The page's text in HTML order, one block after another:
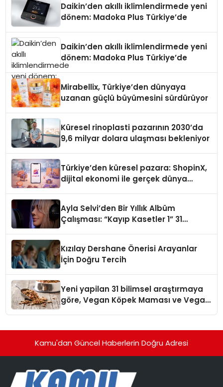
Daikin’den akıllı iklimlendirmede yeni
dönem: Madoka Plus Türkiye’de
Daikin’den akıllı iklimlendirmede yeni
dönem: Madoka Plus Türkiye’de
Mirabellix, Türkiye’den dünyaya
uzanan güçlü büyümesini sürdürüyor
Küresel rinoplasti pazarının 2030’da
9,6 milyar dolara ulaşması bekleniyor
Türkiye’den küresel pazara: ShopinX,
dijital ekonomi ile gerçek dünya
Ayla Selvi’den Bir Yıllık Albüm
Çalışması: “Kayıp Kasetler 1” 31
Kızılay Dershane Önerisi Arayanlar
İçin Doğru Tercih
Yeni yapilan 31 bilimsel araştırmaya
göre, Vegan Köpek Maması ve Vegan
Kamu'dan Güncel Haberlerin Doğru Adresi